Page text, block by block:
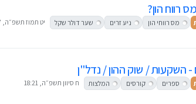
רווח הון?
מס רווחי הון ניע זרים שער דולר שקל יט תמוז תשפ״ה, 23:07
השקעות / שוק ההון / נדל"ן
ספרים קורסים המלצות ח סיוון תשפ״ה, 18:21